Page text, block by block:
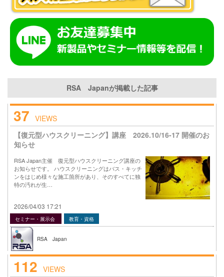
RSA Japanが掲載した記事
37 VIEWS
【復元型ハウスクリーニング】講座 2026.10/16-17 開催のお
知らせ
RSA Japan主催 復元型ハウスクリーニング講座の
お知らせです。 ハウスクリーニングはバス・キッチ
ンをはじめ様々な施工箇所があり、そのすべてに独
特の汚れが生…
2026/04/03 17:21
セミナー・展示会 教育・資格
RSA Japan
112 VIEWS